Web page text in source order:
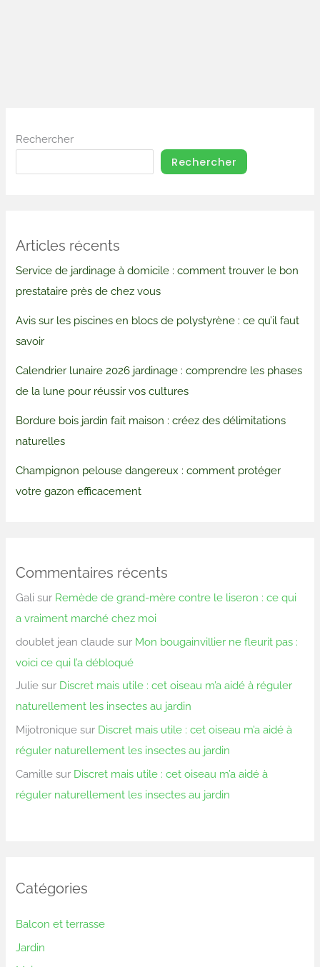
Rechercher
Rechercher
Articles récents
Service de jardinage à domicile : comment trouver le bon
prestataire près de chez vous
Avis sur les piscines en blocs de polystyrène : ce qu’il faut
savoir
Calendrier lunaire 2026 jardinage : comprendre les phases
de la lune pour réussir vos cultures
Bordure bois jardin fait maison : créez des délimitations
naturelles
Champignon pelouse dangereux : comment protéger
votre gazon efficacement
Commentaires récents
Gali sur Remède de grand-mère contre le liseron : ce qui
a vraiment marché chez moi
doublet jean claude sur Mon bougainvillier ne fleurit pas :
voici ce qui l’a débloqué
Julie sur Discret mais utile : cet oiseau m’a aidé à réguler
naturellement les insectes au jardin
Mijotronique sur Discret mais utile : cet oiseau m’a aidé à
réguler naturellement les insectes au jardin
Camille sur Discret mais utile : cet oiseau m’a aidé à
réguler naturellement les insectes au jardin
Catégories
Balcon et terrasse
Jardin